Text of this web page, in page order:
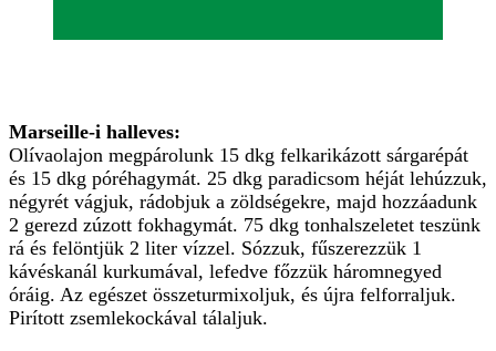
Marseille-i halleves:
Olívaolajon megpárolunk 15 dkg felkarikázott sárgarépát
és 15 dkg póréhagymát. 25 dkg paradicsom héját lehúzzuk,
négyrét vágjuk, rádobjuk a zöldségekre, majd hozzáadunk
2 gerezd zúzott fokhagymát. 75 dkg tonhalszeletet teszünk
rá és felöntjük 2 liter vízzel. Sózzuk, fűszerezzük 1
kávéskanál kurkumával, lefedve főzzük háromnegyed
óráig. Az egészet összeturmixoljuk, és újra felforraljuk.
Pirított zsemlekockával tálaljuk.